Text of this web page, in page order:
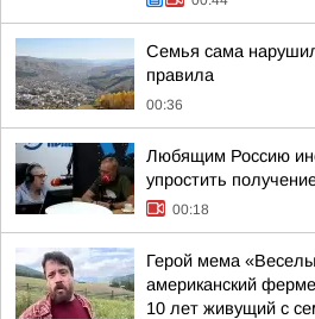
Семья сама
правила
00:36
Любящим Россию
упростить
00:18
Герой мема
американский
10 лет живущий с